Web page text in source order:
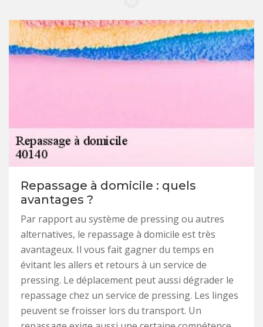
Repassage à domicile : quels
avantages ?
Par rapport au système de pressing ou autres
alternatives, le repassage à domicile est très
avantageux. Il vous fait gagner du temps en
évitant les allers et retours à un service de
pressing. Le déplacement peut aussi dégrader le
repassage chez un service de pressing. Les linges
peuvent se froisser lors du transport. Un